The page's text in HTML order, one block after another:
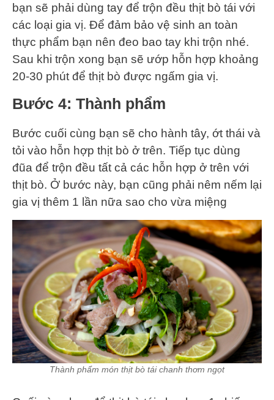
bạn sẽ phải dùng tay để trộn đều thịt bò tái với
các loại gia vị. Để đảm bảo vệ sinh an toàn
thực phẩm bạn nên đeo bao tay khi trộn nhé.
Sau khi trộn xong bạn sẽ ướp hỗn hợp khoảng
20-30 phút để thịt bò được ngấm gia vị.
Bước 4: Thành phẩm
Bước cuối cùng bạn sẽ cho hành tây, ớt thái và
tỏi vào hỗn hợp thịt bò ở trên. Tiếp tục dùng
đũa để trộn đều tất cả các hỗn hợp ở trên với
thịt bò. Ở bước này, bạn cũng phải nêm nếm lại
gia vị thêm 1 lần nữa sao cho vừa miệng
Thành phẩm món thịt bò tái chanh thơm ngọt